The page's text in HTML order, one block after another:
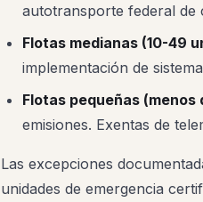
autotransporte federal de
Flotas medianas (10-49
implementación de
Flotas pequeñas (menos
emisiones. Exentas de
Las excepciones
unidades de emergencia